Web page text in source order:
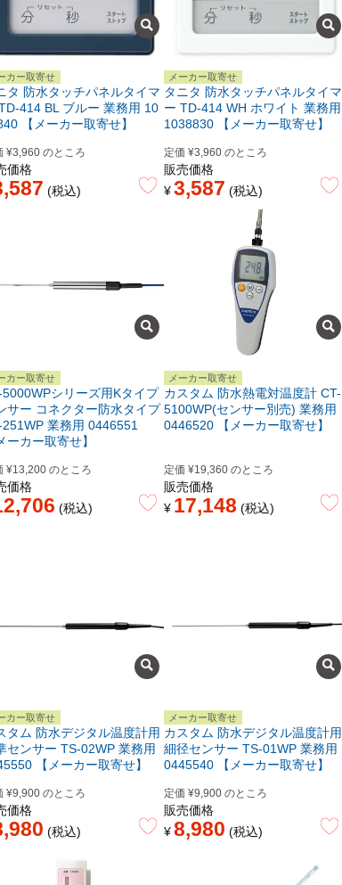
カー取寄せ
タ 防水タッチパネルタイマ
414 BL ブルー 業務用 10
【メーカー取寄せ】
¥3,960 のところ
価格
税込
メーカー取寄せ
タニタ 防水タッチパネルタイマ
ー TD-414 WH ホワイト 業務用
1038830 【メーカー取寄せ】
定価 ¥3,960 のところ
販売価格
¥3,587 税込
カー取寄せ
5000WPシリーズ用Kタイプ
サー コネクター防水タイプ
251WP 業務用 0446551
ーカー取寄せ】
¥13,200 のところ
価格
税込
メーカー取寄せ
カスタム 防水熱電対温度計 CT-
5100WP(センサー別売) 業務用
0446520 【メーカー取寄せ】
定価 ¥19,360 のところ
販売価格
¥ 17,148 税込
カー取寄せ
タム 防水デジタル温度計用
センサー TS-02WP 業務用
【メーカー取寄せ】
¥9,900 のところ
価格
税込
メーカー取寄せ
カスタム 防水デジタル温度計用
細径センサー TS-01WP 業務用
0445540 【メーカー取寄せ】
定価 ¥9,900 のところ
販売価格
¥8,980 税込